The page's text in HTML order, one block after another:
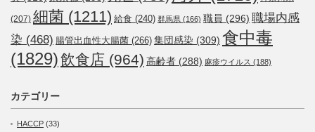
(207) 細菌 (1211) 給食 (240) 群馬県 (166) 職員 (296) 職場内感
染 (468) 腸管出血性大腸菌 (266) 集団感染 (309) 食中毒
(1829)飲食店 (964) 高齢者 (288) 麻疹ウイルス (188)
カテゴリー
HACCP (33)